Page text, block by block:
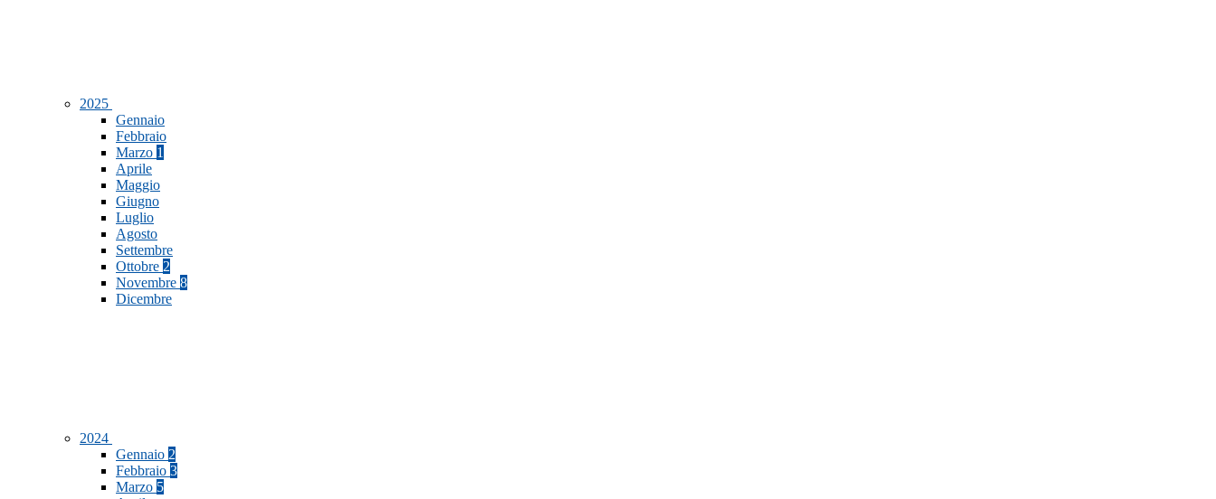
2025
Gennaio
Febbraio
Marzo 1
Aprile
Maggio
Giugno
Luglio
Agosto
Settembre
Ottobre 2
Novembre 8
Dicembre
2024
Gennaio 2
Febbraio 3
Marzo 5